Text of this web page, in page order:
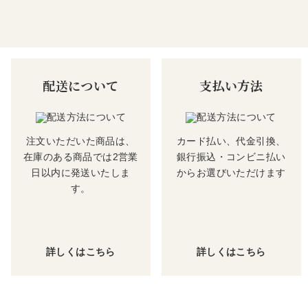
配送について
注文いただいた商品は、
在庫のある商品では2営業
日以内に発送いたしま
す。
詳しくはこちら
支払い方法
カード払い、代金引換、
銀行振込・コンビニ払い
からお選びいただけます
詳しくはこちら